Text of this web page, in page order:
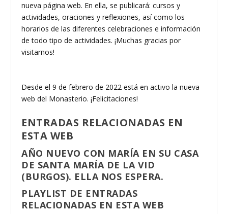
nueva página web. En ella, se publicará: cursos y
actividades, oraciones y reflexiones, así como los
horarios de las diferentes celebraciones e información
de todo tipo de actividades. ¡Muchas gracias por
visitarnos!
Desde el 9 de febrero de 2022 está en activo la nueva
web del Monasterio. ¡Felicitaciones!
ENTRADAS RELACIONADAS EN
ESTA WEB
AÑO NUEVO CON MARÍA EN SU CASA
DE SANTA MARÍA DE LA VID
(BURGOS). ELLA NOS ESPERA.
PLAYLIST DE ENTRADAS
RELACIONADAS EN ESTA WEB